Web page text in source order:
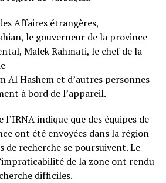
Affaires étrangères,
le gouverneur de la province
Malek Rahmati, le chef de la
Al Hashem et d’autres personnes
à bord de l’appareil.
indique que des équipes de
ont été envoyées dans la région
de recherche se poursuivent. Le
de la zone ont rendu
difficiles.